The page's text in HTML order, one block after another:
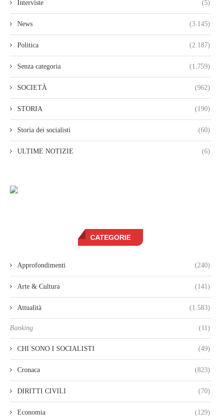
Interviste (5)
News (3.145)
Politica (2.187)
Senza categoria (1.759)
SOCIETÀ (962)
STORIA (190)
Storia dei socialisti (60)
ULTIME NOTIZIE (6)
CATEGORIE
Approfondimenti (240)
Arte & Cultura (141)
Attualità (1.583)
Banking (11)
CHI SONO I SOCIALISTI (49)
Cronaca (823)
DIRITTI CIVILI (70)
Economia (129)